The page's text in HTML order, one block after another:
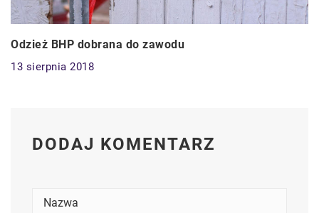
Odzież BHP dobrana do zawodu
13 sierpnia 2018
DODAJ KOMENTARZ